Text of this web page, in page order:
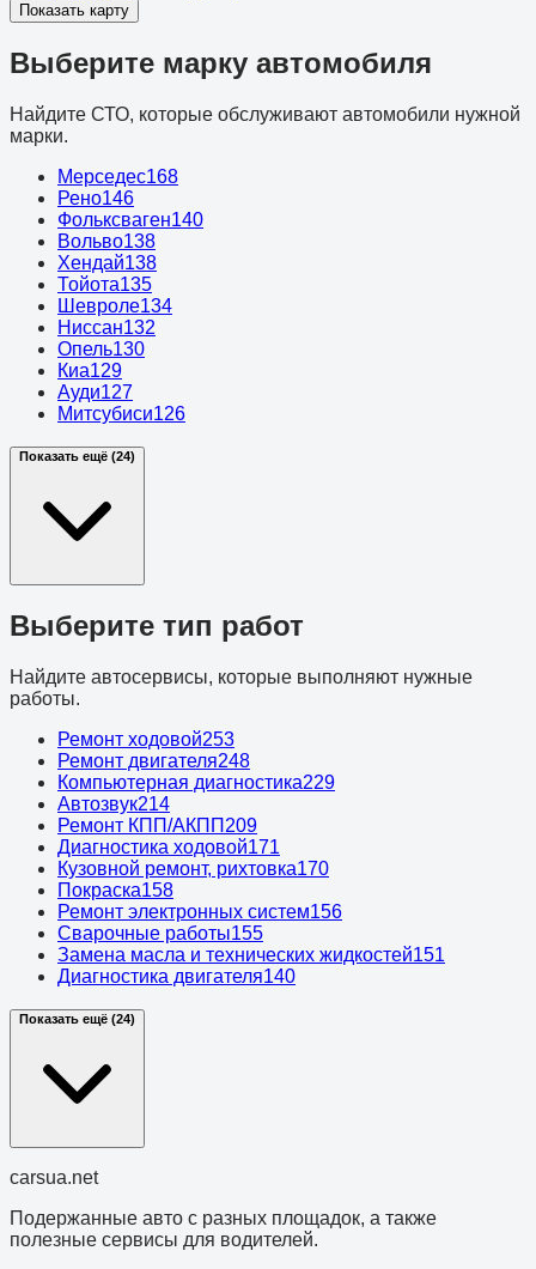
Показать карту
Выберите марку автомобиля
Найдите СТО, которые обслуживают автомобили нужной
марки.
Мерседес168
Рено146
Фольксваген140
Вольво138
Хендай138
Тойота135
Шевроле134
Ниссан132
Опель130
Киа129
Ауди127
Митсубиси126
Показать ещё (24)
Выберите тип работ
Найдите автосервисы, которые выполняют нужные
работы.
Ремонт ходовой253
Ремонт двигателя248
Компьютерная диагностика229
Автозвук214
Ремонт КПП/АКПП 209
Диагностика ходовой171
Кузовной ремонт, рихтовка170
Покраска158
Ремонт электронных систем156
Сварочные работы155
Замена масла и технических жидкостей151
Диагностика двигателя140
Показать ещё (24)
carsua.net
Подержанные авто с разных площадок, а также
полезные сервисы для водителей.